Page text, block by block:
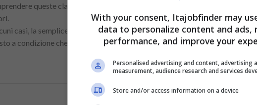
queste clausole aiuta a pianificare azioni preventive e a cercare
casi, la semplice rinegoziazione del debito può essere sufficiente per
a condizione che siano compresi i diritti e gli obblighi precedentemente
With your consent, Itajobfinder may
data to personalize content and ads,
performance, and improve your
Personalised advertising and content, advertising
measurement, audience research and services
Store and/or access information on a device